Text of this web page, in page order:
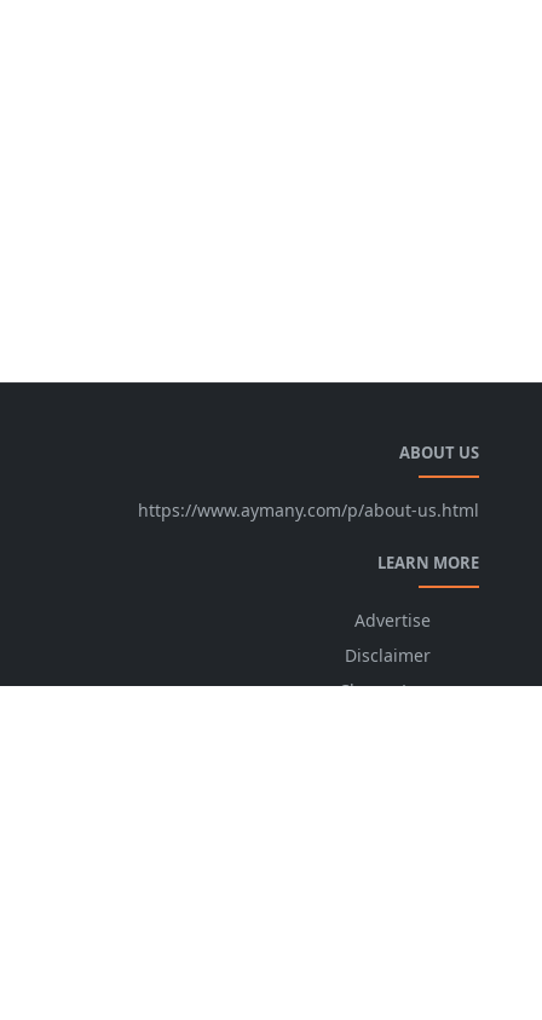
ABOUT US
https://www.aymany.com/p/about-us.html
LEARN MORE
Advertise
Disclaimer
ChangeLog